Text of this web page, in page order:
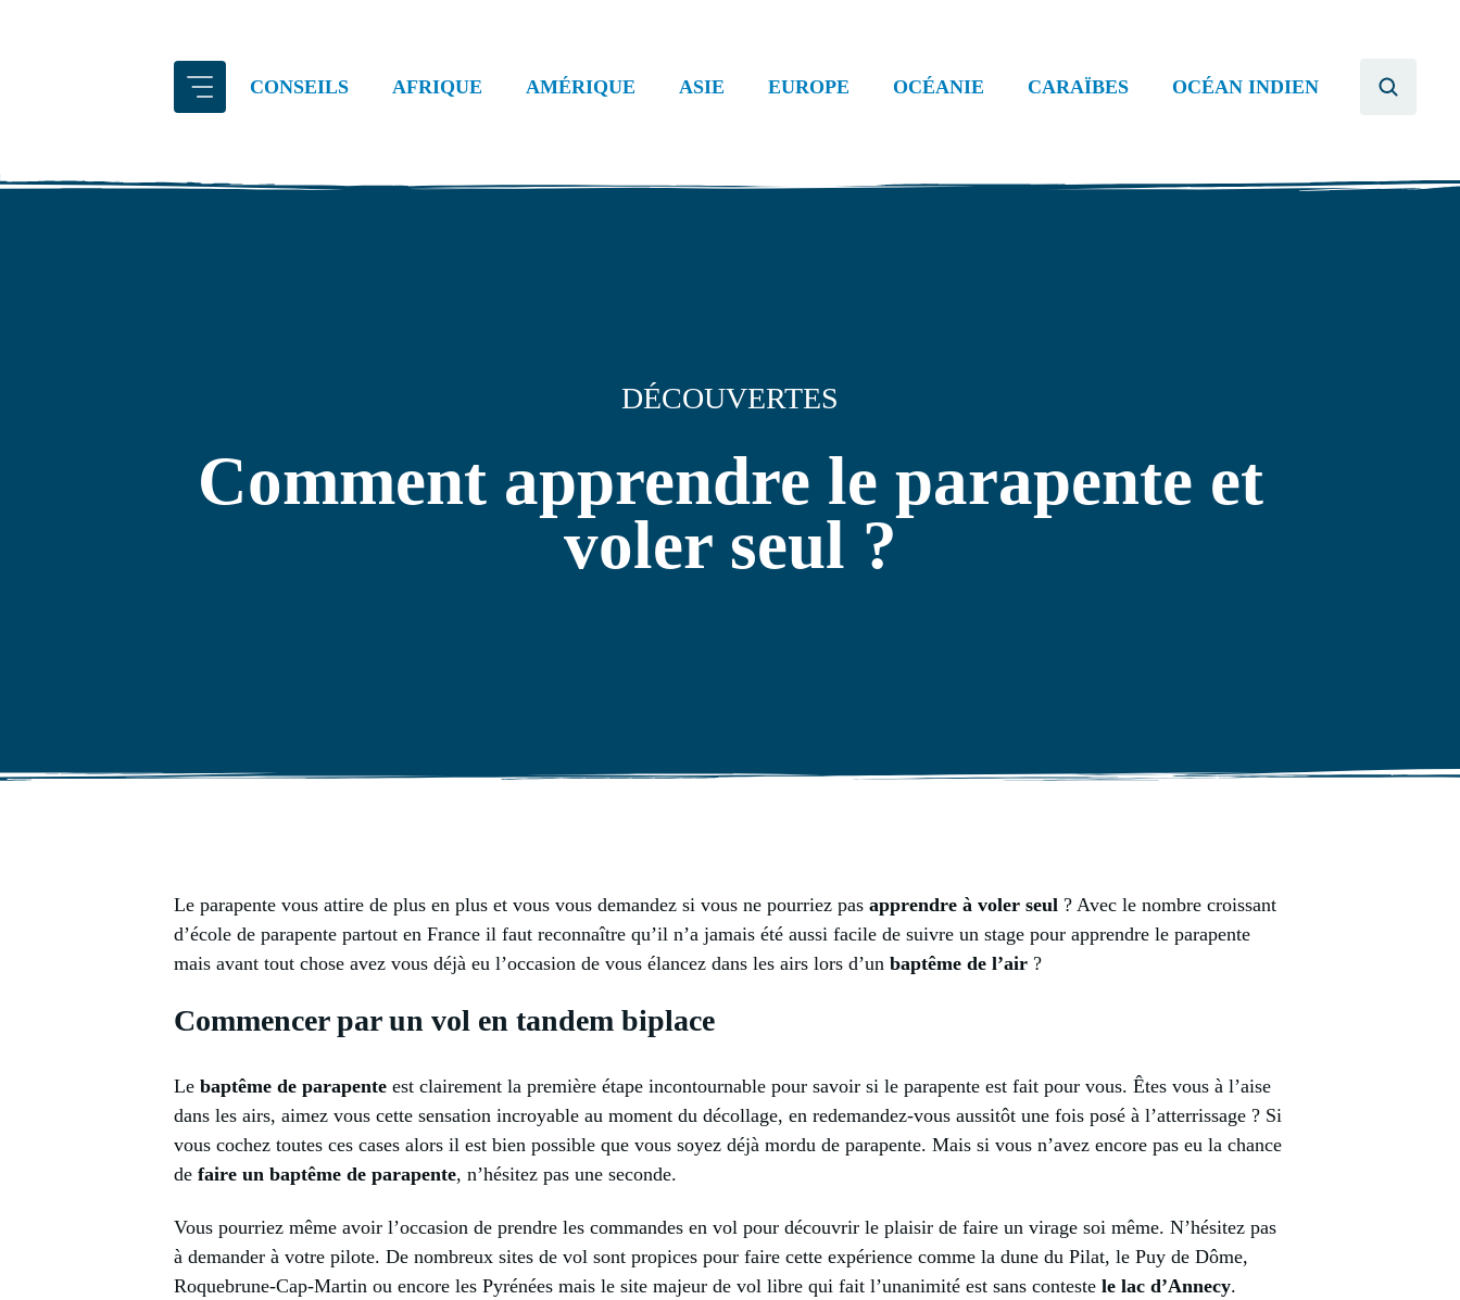
CONSEILS AFRIQUE AMÉRIQUE ASIE EUROPE OCÉANIE CARAÏBES OCÉAN INDIEN
DÉCOUVERTES
Comment apprendre le parapente et
voler seul ?
Le parapente vous attire de plus en plus et vous vous demandez si vous ne pourriez pas apprendre à voler seul ? Avec le nombre croissant
d’école de parapente partout en France il faut reconnaître qu’il n’a jamais été aussi facile de suivre un stage pour apprendre le parapente
mais avant tout chose avez vous déjà eu l’occasion de vous élancez dans les airs lors d’un baptême de l’air ?
Commencer par un vol en tandem biplace
Le baptême de parapente est clairement la première étape incontournable pour savoir si le parapente est fait pour vous. Êtes vous à l’aise
dans les airs, aimez vous cette sensation incroyable au moment du décollage, en redemandez-vous aussitôt une fois posé à l’atterrissage ? Si
vous cochez toutes ces cases alors il est bien possible que vous soyez déjà mordu de parapente. Mais si vous n’avez encore pas eu la chance
de faire un baptême de parapente, n’hésitez pas une seconde.
Vous pourriez même avoir l’occasion de prendre les commandes en vol pour découvrir le plaisir de faire un virage soi même. N’hésitez pas
à demander à votre pilote. De nombreux sites de vol sont propices pour faire cette expérience comme la dune du Pilat, le Puy de Dôme,
Roquebrune-Cap-Martin ou encore les Pyrénées mais le site majeur de vol libre qui fait l’unanimité est sans conteste le lac d’Annecy.